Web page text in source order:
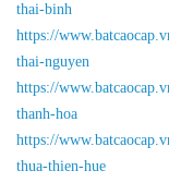
thai-binh
https://
thai-nguyen
https://
thanh-hoa
https://
thua-thien-hue